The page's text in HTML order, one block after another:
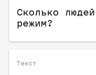
Сколько
режим?
Текст